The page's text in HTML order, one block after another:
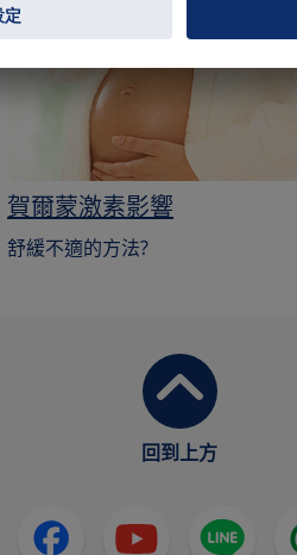
賀爾蒙激素影響
舒緩不適的方法?
回到上方